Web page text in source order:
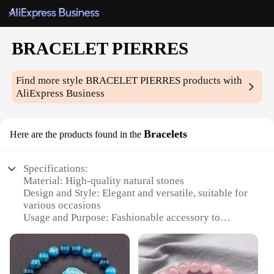
BRACELET PIERRES
Find more styleBRACELET PIERRES products with
AliExpress Business
Here are the products found in the Bracelets
Specifications:
Material: High-quality natural stones
Design and Style: Elegant and versatile, suitable for
various occasions
Usage and Purpose: Fashionable accessory to
Performance and Property: Durable and long-lasting
Shape or Size or Weight or Quantity: Available in
sets or individually